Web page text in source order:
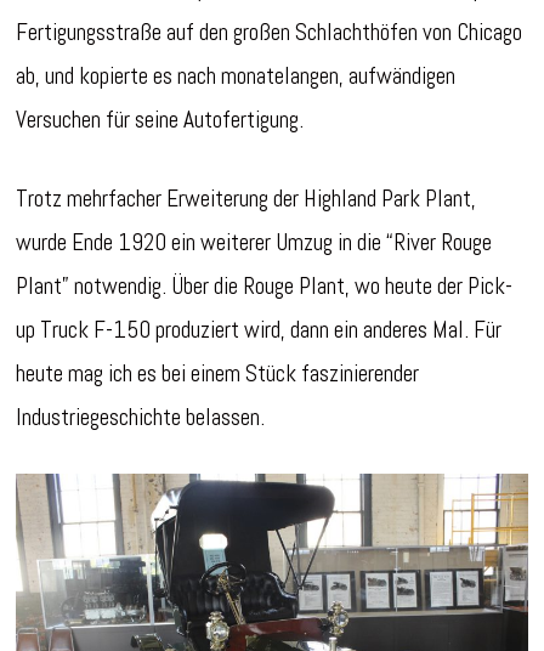
Fertigungsstraße auf den großen Schlachthöfen von Chicago
ab, und kopierte es nach monatelangen, aufwändigen
Versuchen für seine Autofertigung.
Trotz mehrfacher Erweiterung der Highland Park Plant,
wurde Ende 1920 ein weiterer Umzug in die “River Rouge
Plant” notwendig. Über die Rouge Plant, wo heute der Pick-
up Truck F-150 produziert wird, dann ein anderes Mal. Für
heute mag ich es bei einem Stück faszinierender
Industriegeschichte belassen.